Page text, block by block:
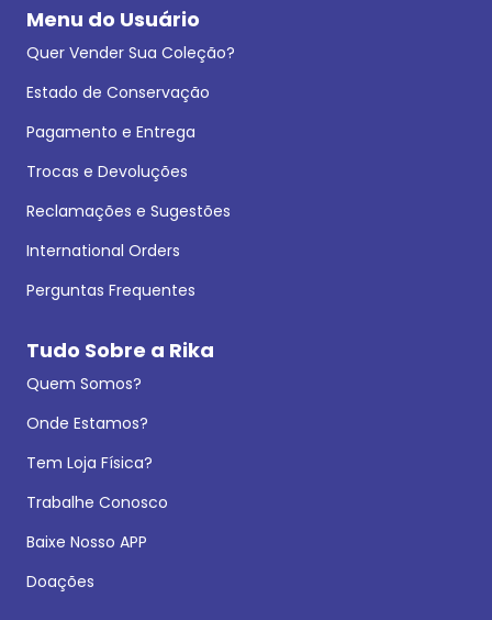
Menu do Usuário
Quer Vender Sua Coleção?
Estado de Conservação
Pagamento e Entrega
Trocas e Devoluções
Reclamações e Sugestões
International Orders
Perguntas Frequentes
Tudo Sobre a Rika
Quem Somos?
Onde Estamos?
Tem Loja Física?
Trabalhe Conosco
Baixe Nosso APP
Doações